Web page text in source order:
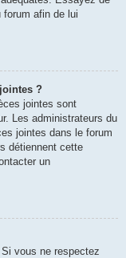
forum afin de lui
?
jointes sont
Les administrateurs du
jointes dans le forum
détiennent cette
un
vous ne respectez